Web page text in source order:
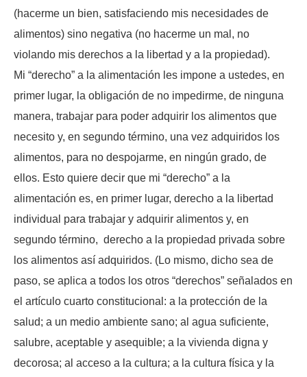
(hacerme un bien, satisfaciendo mis necesidades de
alimentos) sino negativa (no hacerme un mal, no
violando mis derechos a la libertad y a la propiedad).
Mi “derecho” a la alimentación les impone a ustedes, en
primer lugar, la obligación de no impedirme, de ninguna
manera, trabajar para poder adquirir los alimentos que
necesito y, en segundo término, una vez adquiridos los
alimentos, para no despojarme, en ningún grado, de
ellos. Esto quiere decir que mi “derecho” a la
alimentación es, en primer lugar, derecho a la libertad
individual para trabajar y adquirir alimentos y, en
segundo término, derecho a la propiedad privada sobre
los alimentos así adquiridos. (Lo mismo, dicho sea de
paso, se aplica a todos los otros “derechos” señalados en
el artículo cuarto constitucional: a la protección de la
salud; a un medio ambiente sano; al agua suficiente,
salubre, aceptable y asequible; a la vivienda digna y
decorosa; al acceso a la cultura; a la cultura física y la